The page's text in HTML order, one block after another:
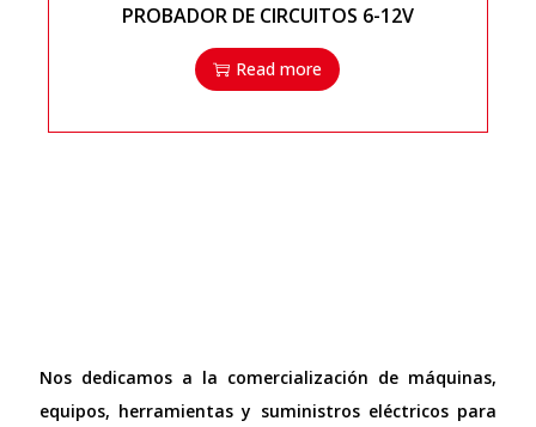
PROBADOR DE CIRCUITOS 6-12V
Read more
Nos dedicamos a la comercialización de máquinas,
equipos, herramientas y suministros eléctricos para